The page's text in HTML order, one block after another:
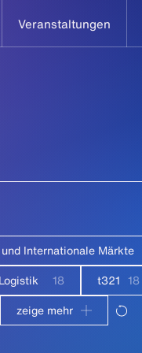
Veranstaltungen
Internationale Märkte
18 t321 18
zeige mehr